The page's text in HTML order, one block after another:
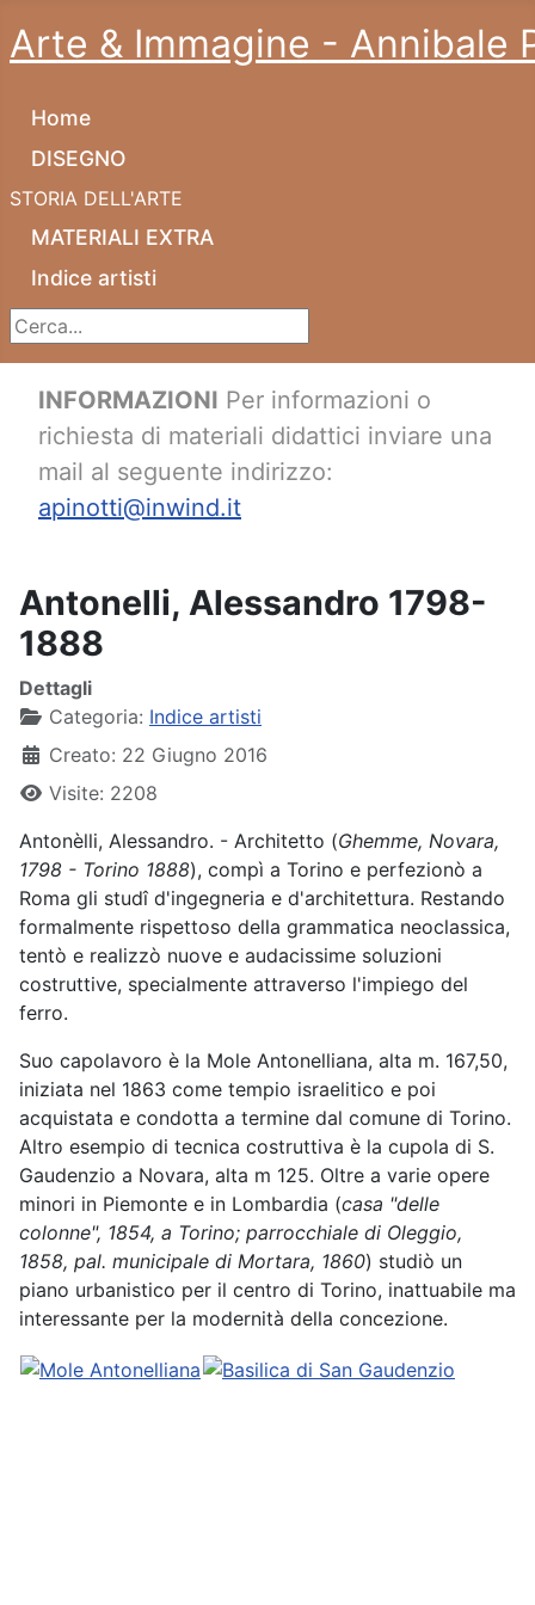
Arte & Immagine - Annibale
Home
DISEGNO
STORIA DELL'ARTE
MATERIALI EXTRA
Indice artisti
Cerca...
INFORMAZIONI Per informazioni o
richiesta di materiali didattici inviare una
mail al seguente indirizzo:
apinotti@inwind.it
Antonelli, Alessandro 1798-
1888
Dettagli
Categoria: Indice artisti
Creato: 22 Giugno 2016
Visite: 2208
Antonèlli, Alessandro. - Architetto (Ghemme, Novara,
1798 - Torino 1888), compì a Torino e perfezionò a
Roma gli studî d'ingegneria e d'architettura. Restando
formalmente rispettoso della grammatica neoclassica,
tentò e realizzò nuove e audacissime soluzioni
costruttive, specialmente attraverso l'impiego del
ferro.
Suo capolavoro è la Mole Antonelliana, alta m. 167,50,
iniziata nel 1863 come tempio israelitico e poi
acquistata e condotta a termine dal comune di Torino.
Altro esempio di tecnica costruttiva è la cupola di S.
Gaudenzio a Novara, alta m 125. Oltre a varie opere
minori in Piemonte e in Lombardia (casa "delle
colonne", 1854, a Torino; parrocchiale di Oleggio,
1858, pal. municipale di Mortara, 1860) studiò un
piano urbanistico per il centro di Torino, inattuabile ma
interessante per la modernità della concezione.